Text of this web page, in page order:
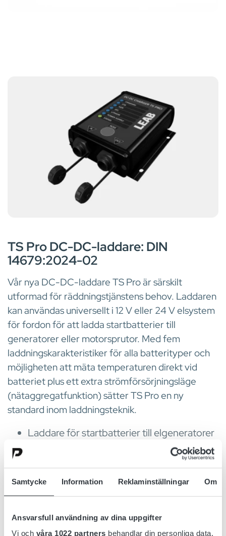
Samtycke Information Reklaminställningar Om
Ansvarsfull användning av dina uppgifter
Vi och våra 1022 partners behandlar din personliga data,
TS Pro DC-DC-laddare: DIN
14679:2024-02
Vår nya DC-DC-laddare TS Pro är särskilt
utformad för räddningstjänstens behov. Laddaren
kan användas universellt i 12 V eller 24 V elsystem
för fordon för att ladda startbatterier till
generatorer eller motorsprutor. Med fem
laddningskarakteristiker för alla batterityper och
möjligheten att mäta temperaturen direkt vid
batteriet plus ett extra strömförsörjningsläge
(nätaggregatfunktion) sätter TS Pro en ny
standard inom laddningsteknik.
Laddare för startbatterier till elgeneratorer
Den första branschlösningen som uppfyller
den nya standarden DIN 14679:2024-02
En enhet för alla batterityper
Automatisk identifiering av inspänningen